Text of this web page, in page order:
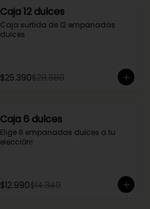
Caja 12 dulces
Caja surtida de 12 empanadas
dulces
$25.390$28.680
Caja 6 dulces
Elige 6 empanadas dulces a tu
elección!
$12.990$14.340